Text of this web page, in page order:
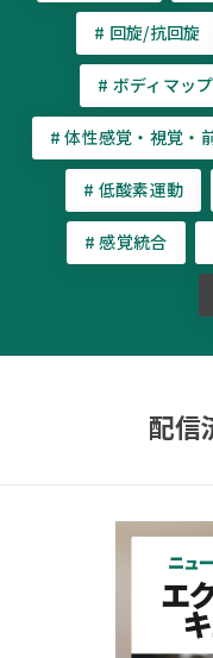
# 回旋/抗回旋
# ボディマップ
# 体性感覚・視覚・
# 低酸素運動
# 感覚統合
配信